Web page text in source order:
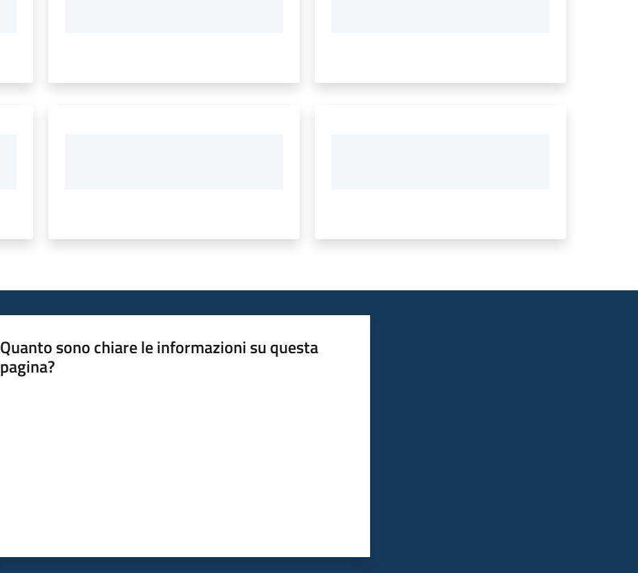
Quanto sono chiare le informazioni su questa
pagina?